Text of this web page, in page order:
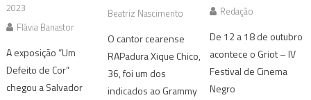
2023
Flávia Banastor
A exposição “Um
Defeito de Cor”
chegou a Salvador
Beatriz Nascimento
O cantor cearense
RAPadura Xique Chico,
36, foi um dos
indicados ao Grammy
Redação
De 12 a 18 de outubro
acontece o Griot – IV
Festival de Cinema
Negro